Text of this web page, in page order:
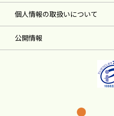
個人情報の取扱いについて
公開情報